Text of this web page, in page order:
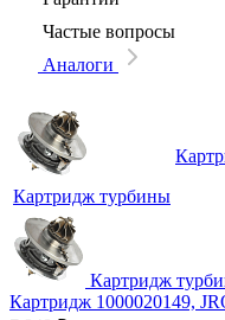
Частые вопросы
Аналоги
Картридж турбины
Картридж
Картридж 1000020149,